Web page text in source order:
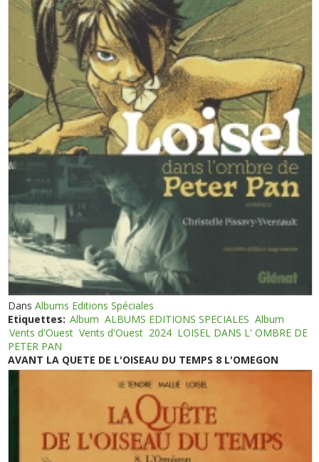
DansAlbums Editions Spéciales
Etiquettes: Album ALBUMS EDITIONS SPECIALES Album
Vents d'Ouest Vents d'Ouest 2024 LOISEL DANS L' OMBRE DE
PETER PAN
AVANT LA QUETE DE L'OISEAU DU TEMPS 8 L'OMEGON